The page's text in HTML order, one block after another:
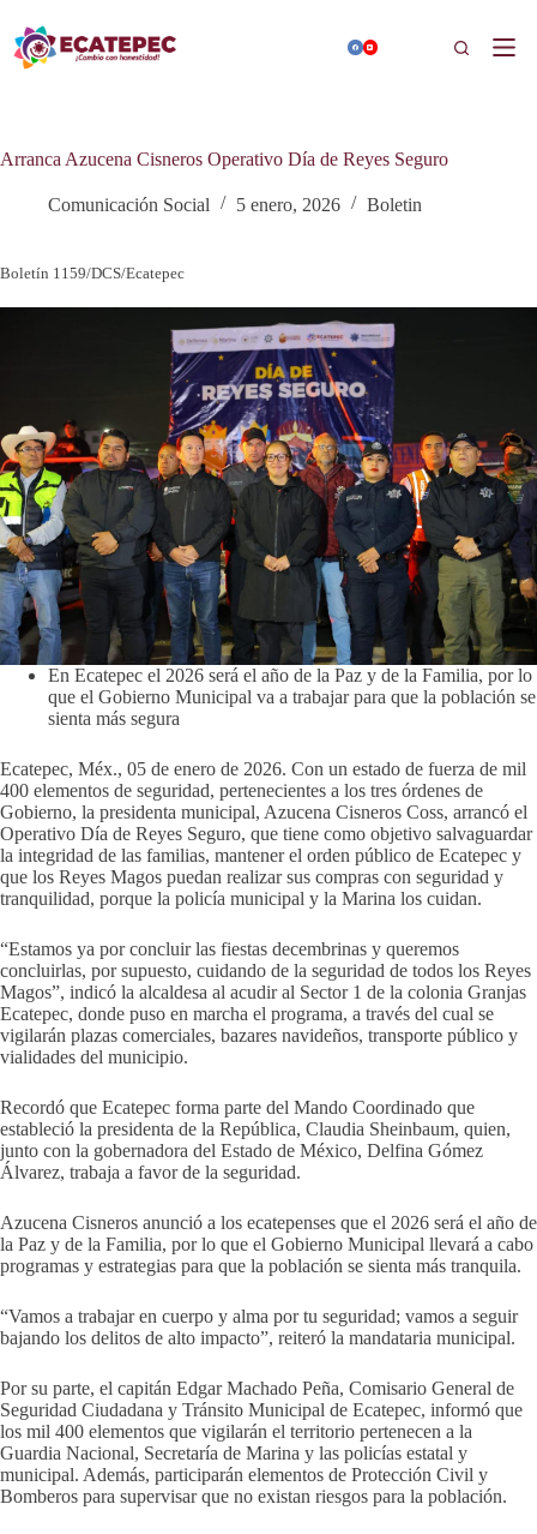
contenido
Buscar
Arranca Azucena Cisneros Operativo Día de Reyes Seguro
Comunicación Social 5 enero, 2026 Boletin
Boletín 1159/DCS/Ecatepec
En Ecatepec el 2026 será el año de la Paz y de la Familia, por lo
que el Gobierno Municipal va a trabajar para que la población se
sienta más segura
Ecatepec, Méx., 05 de enero de 2026. Con un estado de fuerza de mil
400 elementos de seguridad, pertenecientes a los tres órdenes de
Gobierno, la presidenta municipal, Azucena Cisneros Coss, arrancó el
Operativo Día de Reyes Seguro, que tiene como objetivo salvaguardar
la integridad de las familias, mantener el orden público de Ecatepec y
que los Reyes Magos puedan realizar sus compras con seguridad y
tranquilidad, porque la policía municipal y la Marina los cuidan.
“Estamos ya por concluir las fiestas decembrinas y queremos
concluirlas, por supuesto, cuidando de la seguridad de todos los Reyes
Magos”, indicó la alcaldesa al acudir al Sector 1 de la colonia Granjas
Ecatepec, donde puso en marcha el programa, a través del cual se
vigilarán plazas comerciales, bazares navideños, transporte público y
vialidades del municipio.
Recordó que Ecatepec forma parte del Mando Coordinado que
estableció la presidenta de la República, Claudia Sheinbaum, quien,
junto con la gobernadora del Estado de México, Delfina Gómez
Álvarez, trabaja a favor de la seguridad.
Azucena Cisneros anunció a los ecatepenses que el 2026 será el año de
la Paz y de la Familia, por lo que el Gobierno Municipal llevará a cabo
programas y estrategias para que la población se sienta más tranquila.
“Vamos a trabajar en cuerpo y alma por tu seguridad; vamos a seguir
bajando los delitos de alto impacto”, reiteró la mandataria municipal.
Por su parte, el capitán Edgar Machado Peña, Comisario General de
Seguridad Ciudadana y Tránsito Municipal de Ecatepec, informó que
los mil 400 elementos que vigilarán el territorio pertenecen a la
Guardia Nacional, Secretaría de Marina y las policías estatal y
municipal. Además, participarán elementos de Protección Civil y
Bomberos para supervisar que no existan riesgos para la población.